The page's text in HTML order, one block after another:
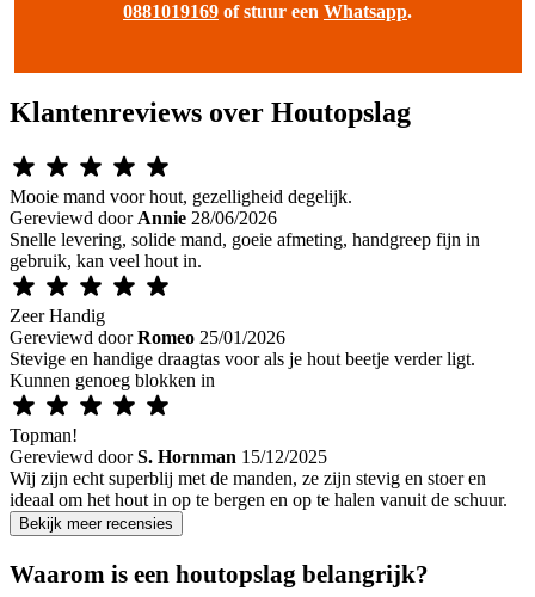
0881019169 of stuur een Whatsapp.
Klantenreviews over Houtopslag
Mooie mand voor hout, gezelligheid degelijk.
Gereviewd door Annie 28/06/2026
Snelle levering, solide mand, goeie afmeting, handgreep fijn in
gebruik, kan veel hout in.
Zeer Handig
Gereviewd door Romeo 25/01/2026
Stevige en handige draagtas voor als je hout beetje verder ligt.
Kunnen genoeg blokken in
Topman!
Gereviewd door S. Hornman 15/12/2025
Wij zijn echt superblij met de manden, ze zijn stevig en stoer en
ideaal om het hout in op te bergen en op te halen vanuit de schuur.
Bekijk meer recensies
Waarom is een houtopslag belangrijk?